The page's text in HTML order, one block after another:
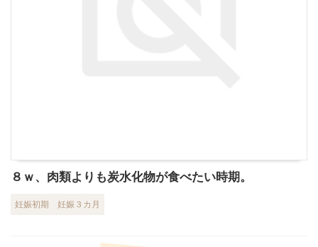
８ｗ、肉類よりも炭水化物が食べたい時期。
妊娠初期 妊娠３カ月